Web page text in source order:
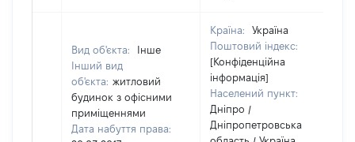
Вид об'єкта:
Інше
Інший вид
об'єкта: житловий
будинок з офісними
приміщеннями
Дата набуття права:
Країна:
Україна
Поштовий індекс:
[Конфіденційна
інформація]
Населений пункт:
Дніпро /
Дніпропетровська